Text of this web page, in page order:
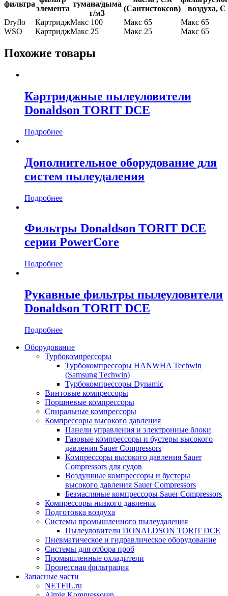
фильтра
элемента
тумана/дыма
г/м3
(Сантистоксов)
воздуха, С
Dryflo
КартриджМакс 100 Макс 65
Макс 65
WSO
КартриджМакс 25 Макс 25 Макс 65
Похожие товары
Картриджные пылеуловители
Donaldson TORIT DCE
Подробнее
Дополнительное оборудование для
систем пылеудаления
Подробнее
Фильтры Donaldson TORIT DCE
серии PowerCore
Подробнее
Рукавные фильтры пылеуловители
Donaldson TORIT DCE
Подробнее
Оборудование
Турбокомпрессоры
Турбокомпрессоры HANWHA Techwin
(Samsung Techwin)
Турбокомпрессоры Dynamic
Винтовые компрессоры
Поршневые компрессоры
Спиральные компрессоры
Компрессоры высокого давления
Панели управления и электронные блоки
Газовые компрессоры и бустеры высокого
давления Sauer Compressors
Компрессоры высокого давления Sauer
Compressors для судов
Воздушные компрессоры и бустеры
высокого давления Sauer Compressors
Безмасляные компрессоры Sauer Compressors
Компрессоры низкого давления
Подготовка воздуха
Системы промышленного пылеудаления
Пылеуловители DONALDSON TORIT DCE
Пневматическое и гидравлическое оборудование
Системы для отбора проб
Промышленные охладители
Процессная фильтрация
Запасные части
NETFIL.ru